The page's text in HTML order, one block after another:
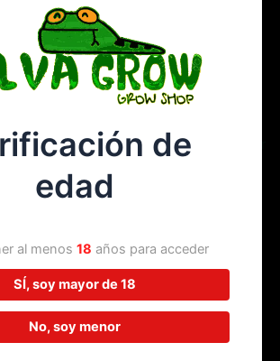
este desastre! Estamos
en algo increíble,
¡vuelve pronto!
de
edad
al menos18 años para acceder
SÍ, soy mayor de 18
No, soy menor